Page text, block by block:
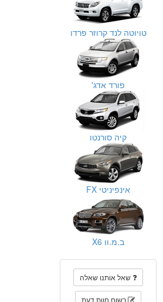
טויוטה לנד קרוזר פרדו
פורד אדג'
קיה סורנטו
אינפיניטי FX
ב.מ.וו X6
שאל אותנו שאלה
רשום חוות דעת